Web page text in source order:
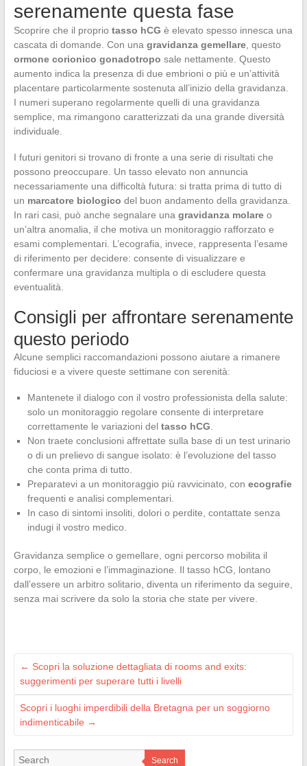
serenamente questa fase
Scoprire che il proprio tasso hCG è elevato spesso innesca una
cascata di domande. Con una gravidanza gemellare, questo
ormone corionico gonadotropo sale nettamente. Questo
aumento indica la presenza di due embrioni o più e un’attività
placentare particolarmente sostenuta all’inizio della gravidanza.
I numeri superano regolarmente quelli di una gravidanza
semplice, ma rimangono caratterizzati da una grande diversità
individuale.
I futuri genitori si trovano di fronte a una serie di risultati che
possono preoccupare. Un tasso elevato non annuncia
necessariamente una difficoltà futura: si tratta prima di tutto di
un marcatore biologico del buon andamento della gravidanza.
In rari casi, può anche segnalare una gravidanza molareo
un’altra anomalia, il che motiva un monitoraggio rafforzato e
esami complementari. L’ecografia, invece, rappresenta l’esame
di riferimento per decidere: consente di visualizzare e
confermare una gravidanza multipla o di escludere questa
eventualità.
Consigli per affrontare serenamente
questo periodo
Alcune semplici raccomandazioni possono aiutare a rimanere
fiduciosi e a vivere queste settimane con serenità:
Mantenete il dialogo con il vostro professionista della salute:
solo un monitoraggio regolare consente di interpretare
correttamente le variazioni del tasso hCG
Non traete conclusioni affrettate sulla base di un test urinario
o di un prelievo di sangue isolato: è l’evoluzione del tasso
che conta prima di tutto.
Preparatevi a un monitoraggio più ravvicinato, con ecografie
frequenti e analisi complementari.
In caso di sintomi insoliti, dolori o perdite, contattate senza
indugi il vostro medico.
Gravidanza semplice o gemellare, ogni percorso mobilita il
corpo, le emozioni e l’immaginazione. Il tasso hCG, lontano
dall’essere un arbitro solitario, diventa un riferimento da seguire,
senza mai scrivere da solo la storia che state per vivere.
← Scopri la soluzione dettagliata di rooms and exits:
suggerimenti per superare tutti i livelli
Scopri i luoghi imperdibili della Bretagna per un soggiorno
indimenticabile →
Search